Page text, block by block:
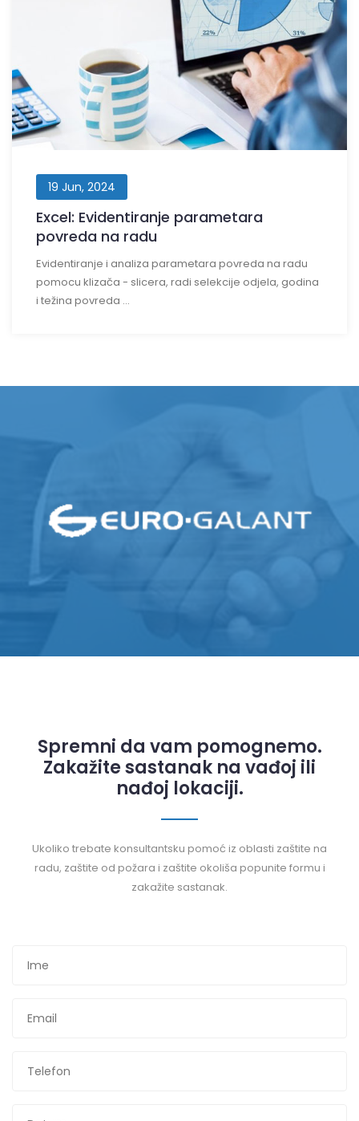
19 Jun, 2024
Excel: Evidentiranje parametara
povreda na radu
Evidentiranje i analiza parametara povreda na radu
pomocu klizača - slicera, radi selekcije odjela, godina
i težina povreda ...
Spremni da vam pomognemo.
Zakažite sastanak na vađoj ili
nađoj lokaciji.
Ukoliko trebate konsultantsku pomoć iz oblasti zaštite na
radu, zaštite od požara i zaštite okoliša popunite formu i
zakažite sastanak.